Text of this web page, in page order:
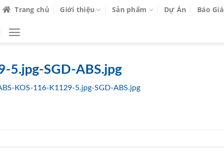
Trang chủ Giới thiệu Sản phẩm Dự Án Báo Giá
5.jpg-SGD-ABS.jpg
KOS-116-K1129-5.jpg-SGD-ABS.jpg